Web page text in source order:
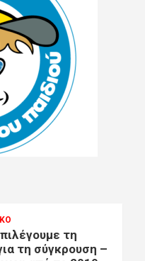
τη
τη σύγκρουση –